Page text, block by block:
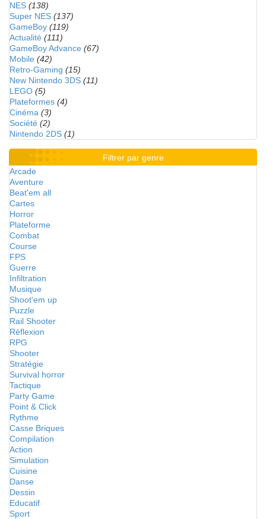
NES (138)
Super NES (137)
GameBoy (119)
Actualité (111)
GameBoy Advance (67)
Mobile (42)
Retro-Gaming (15)
New Nintendo 3DS (11)
LEGO (5)
Plateformes (4)
Cinéma (3)
Société (2)
Nintendo 2DS (1)
Filtrer par genre
Arcade
Aventure
Beat'em all
Cartes
Horror
Plateforme
Combat
Course
FPS
Guerre
Infiltration
Musique
Shoot'em up
Puzzle
Rail Shooter
Réflexion
RPG
Shooter
Stratégie
Survival horror
Tactique
Party Game
Point & Click
Rythme
Casse Briques
Compilation
Action
Simulation
Cuisine
Danse
Dessin
Educatif
Sport